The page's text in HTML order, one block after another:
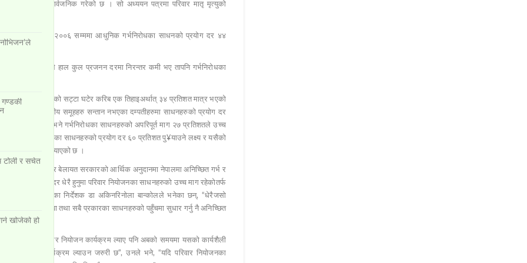
अध्ययनपत्र सार्वजनिक गरेको छ । सो अध्ययन पत्रमा परिवार मातृ मृत्युको
गरिएको छ ।
वृद्धि भएर सन् २००६ सम्ममा आधुनिक गर्भनिरोधका साधनको प्रयोग दर ४४
। अध्ययनले हाल कुल प्रजनन दरमा निरन्तर कमी भए तापनि गर्भनिरोधका
छ ।
प्रयोग दर बढ्नुको सट्टा घटेर करिब एक तिहाइअर्थात् ३४ प्रतिशत मात्र भएको
अवस्था, केही जातीय समूहहरु सन्तान नभएका दम्पतीहरुमा साधनहरुको प्रयोग दर
गर्भ रहेको छ भने गर्भनिरोधका साधनहरुको अपरिपूर्त माग २७ प्रतिशतले उच्च
गरेको गर्भनिरोधका साधनहरुको प्रयोग दर ६० प्रतिशत पु¥याउने लक्ष्य र यसैको
हुने यस अध्ययनले औँल्याएको छ ।
सहयोग एजेन्सी र बेलायत सरकारको आर्थिक अनुदानमा नेपालमा अनिच्छित गर्भ र
अनिच्छित गर्भको दर धेरै हुनुमा परिवार नियोजनका साधनहरुको उच्च माग रहेकोतर्फ
अनुसन्धानका निर्देशक डा अकिनरिनोला बान्कोलले भनेका छन्, “धेरैजसो
सेवासँगै परामर्श सेवा तथा सबै प्रकारका साधनहरुको पहुँचमा सुधार गर्नु नै अनिच्छित
सुरुमा परिवार नियोजन कार्यक्रम ल्याए पनि अबको समयमा यसको कार्यशैली
गर्नको लागि कार्यक्रम ल्याउन जरुरी छ”, उनले भने, “यदि परिवार नियोजनका
गण्डकी
टोली र सचेत
खोजेको हो